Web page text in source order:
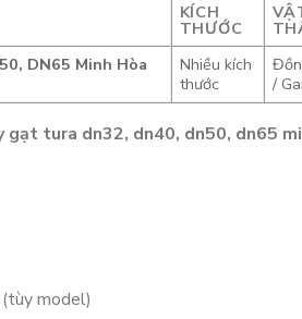
KÍCH
THƯỚC
DN65 Minh Hòa
Nhiều kích
thước
/
gạt tura dn32, dn40, dn50, dn65
model)